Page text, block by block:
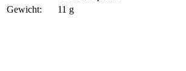
Gewicht:
11 g